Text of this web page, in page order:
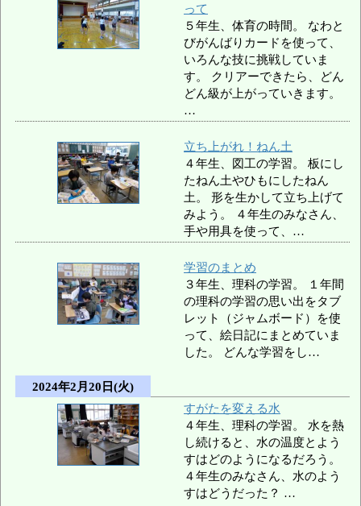
って
５年生、体育の時間。 なわと
びがんばりカードを使って、
いろんな技に挑戦していま
す。 クリアーできたら、どん
どん級が上がっていきます。
…
立ち上がれ！ねん土
４年生、図工の学習。 板にし
たねん土やひもにしたねん
土。 形を生かして立ち上げて
みよう。 ４年生のみなさん、
手や用具を使って、…
学習のまとめ
３年生、理科の学習。 １年間
の理科の学習の思い出をタブ
レット（ジャムボード）を使
って、絵日記にまとめていま
した。 どんな学習をし…
2024年2月20日(火)
すがたを変える水
４年生、理科の学習。 水を熱
し続けると、水の温度とよう
すはどのようになるだろう。
４年生のみなさん、水のよう
すはどうだった？ …